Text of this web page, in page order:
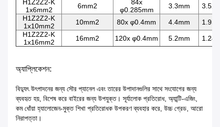
H1Z2Z2-K
1x6mm2
6mm2
84x
φ0.285mm
3.3mm
3.52
H1Z2Z2-K
1x10mm2
10mm2 80x φ0.4mm 4.4mm
1.95
H1Z2Z2-K
1x16mm2
16mm2 120x φ0.4mm 5.2mm 1.24
অ্যাপ্লিকেশন:
বিদ্যুৎ উৎপাদনের জন্য সৌর প্যানেল এবং তারের উপাদানগুলির সাথে সংযোগের জন্য
ব্যবহৃত হয়, বিশেষ করে বাইরের জন্য উপযুক্ত। সূর্যালোক প্রতিরোধ, অ্যান্টি-এজিং,
কম ধোঁয়া হ্যালোজেন-মুক্ত শিখা প্রতিরোধক উপকরণ ব্যবহার করে, উচ্চ গ্রেড, আরো
নিরাপত্তা।